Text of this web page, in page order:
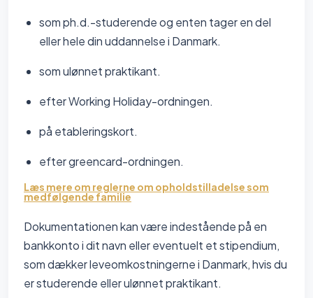
som ph.d.-studerende og enten tager en del
eller hele din uddannelse i Danmark.
som ulønnet praktikant.
efter Working Holiday-ordningen.
på etableringskort.
efter greencard-ordningen.
Læs mere om reglerne om opholdstilladelse som
medfølgende familie
Dokumentationen kan være indestående på en
bankkonto i dit navn eller eventuelt et stipendium,
som dækker leveomkostningerne i Danmark, hvis du
er studerende eller ulønnet praktikant.